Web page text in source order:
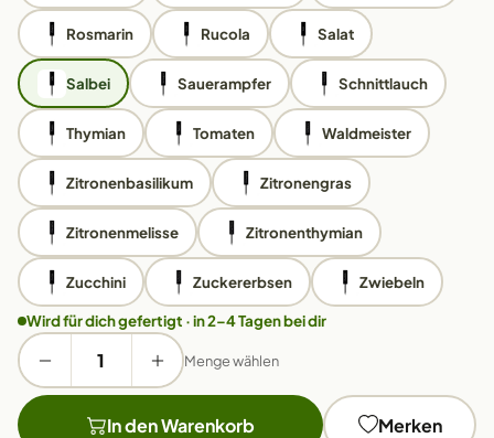
Rosmarin Rucola Salat
Salbei Sauerampfer Schnittlauch
Thymian Tomaten Waldmeister
Zitronenbasilikum Zitronengras
Zitronenmelisse Zitronenthymian
Zucchini Zuckererbsen Zwiebeln
Wird für dich gefertigt · in 2–4 Tagen bei dir
Menge wählen
In den Warenkorb Merken